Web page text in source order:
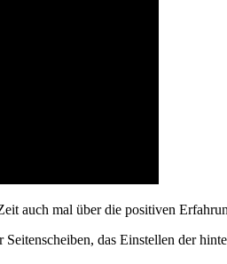
auch mal über die positiven
das Einstellen der